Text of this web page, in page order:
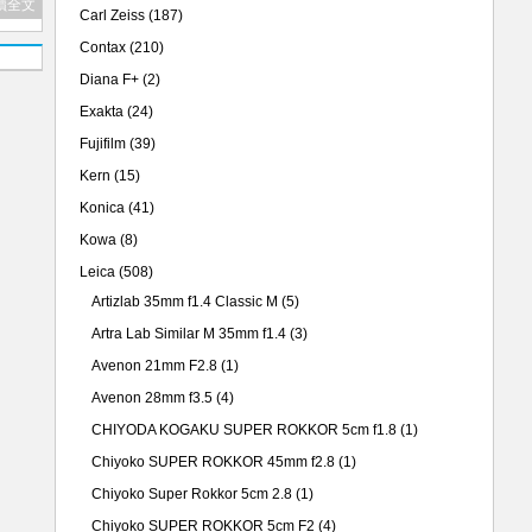
全文
Carl Zeiss (187)
Contax (210)
Diana F+ (2)
Exakta (24)
Fujifilm (39)
Kern (15)
Konica (41)
Kowa (8)
Leica (508)
Artizlab 35mm f1.4 Classic M (5)
Artra Lab Similar M 35mm f1.4 (3)
Avenon 21mm F2.8 (1)
Avenon 28mm f3.5 (4)
CHIYODA KOGAKU SUPER ROKKOR 5cm f1.8 (1)
Chiyoko SUPER ROKKOR 45mm f2.8 (1)
Chiyoko Super Rokkor 5cm 2.8 (1)
Chiyoko SUPER ROKKOR 5cm F2 (4)